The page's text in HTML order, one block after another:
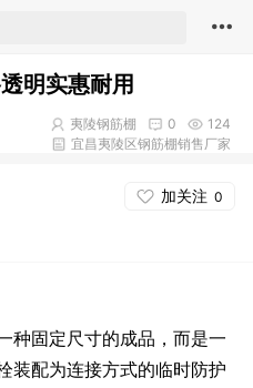
明实惠耐用
124
0
夷陵钢筋棚
宜昌夷陵区钢筋棚销售厂家
加关注 0
种固定尺寸的成品，而是一
装配为连接方式的临时防护